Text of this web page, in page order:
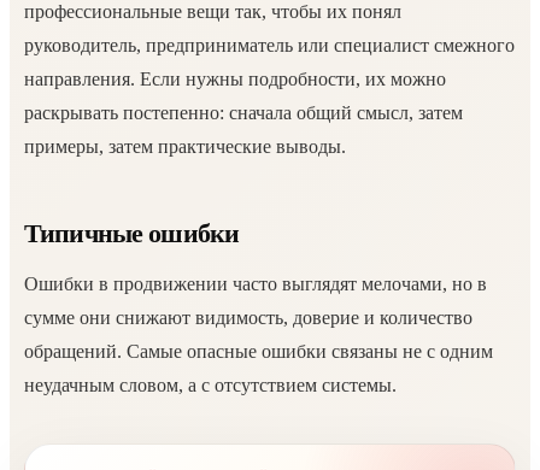
профессиональные вещи так, чтобы их понял
руководитель, предприниматель или специалист смежного
направления. Если нужны подробности, их можно
раскрывать постепенно: сначала общий смысл, затем
примеры, затем практические выводы.
Типичные ошибки
Ошибки в продвижении часто выглядят мелочами, но в
сумме они снижают видимость, доверие и количество
обращений. Самые опасные ошибки связаны не с одним
неудачным словом, а с отсутствием системы.